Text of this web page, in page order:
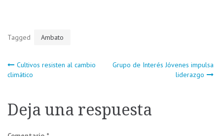
Tagged Ambato
Navegación
entradas
Cultivos resisten al cambio
climático
Grupo de Interés Jóvenes impulsa
liderazgo
Deja una respuesta